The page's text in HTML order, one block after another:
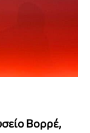
Βορρέ,